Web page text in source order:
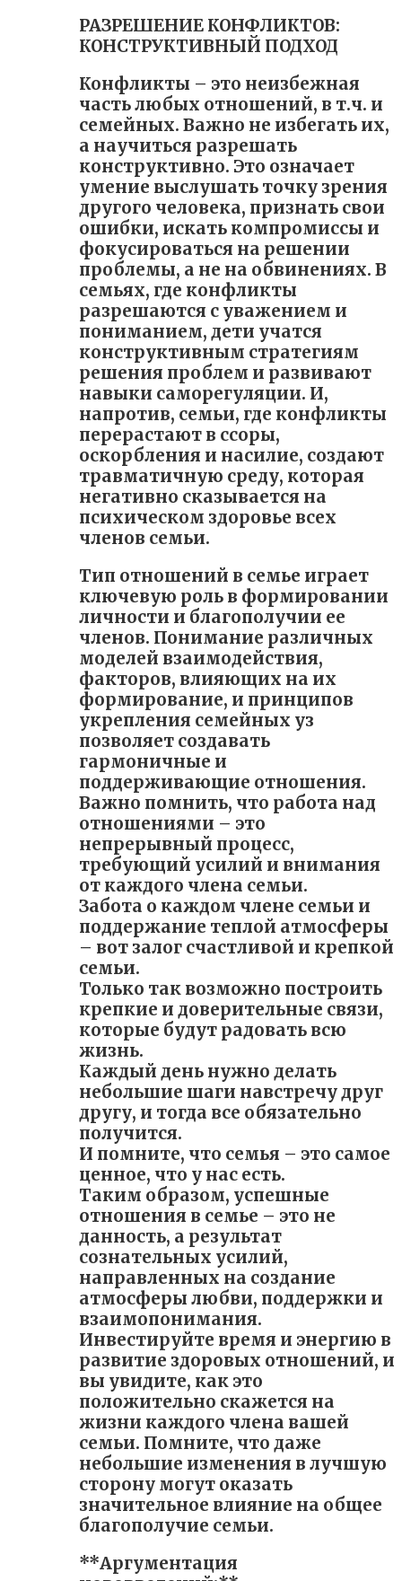
РАЗРЕШЕНИЕ КОНФЛИКТОВ:
КОНСТРУКТИВНЫЙ ПОДХОД
Конфликты – это неизбежная
часть любых отношений, в т.ч. и
семейных. Важно не избегать их,
а научиться разрешать
конструктивно. Это означает
умение выслушать точку зрения
другого человека, признать свои
ошибки, искать компромиссы и
фокусироваться на решении
проблемы, а не на обвинениях. В
семьях, где конфликты
разрешаются с уважением и
пониманием, дети учатся
конструктивным стратегиям
решения проблем и развивают
навыки саморегуляции. И,
напротив, семьи, где конфликты
перерастают в ссоры,
оскорбления и насилие, создают
травматичную среду, которая
негативно сказывается на
психическом здоровье всех
членов семьи.
Тип отношений в семье играет
ключевую роль в формировании
личности и благополучии ее
членов. Понимание различных
моделей взаимодействия,
факторов, влияющих на их
формирование, и принципов
укрепления семейных уз
позволяет создавать
гармоничные и
поддерживающие отношения.
Важно помнить, что работа над
отношениями – это
непрерывный процесс,
требующий усилий и внимания
от каждого члена семьи.
Забота о каждом члене семьи и
поддержание теплой атмосферы
– вот залог счастливой и крепкой
семьи.
Только так возможно построить
крепкие и доверительные связи,
которые будут радовать всю
жизнь.
Каждый день нужно делать
небольшие шаги навстречу друг
другу, и тогда все обязательно
получится.
И помните, что семья – это самое
ценное, что у нас есть.
Таким образом, успешные
отношения в семье – это не
данность, а результат
сознательных усилий,
направленных на создание
атмосферы любви, поддержки и
взаимопонимания.
Инвестируйте время и энергию в
развитие здоровых отношений, и
вы увидите, как это
положительно скажется на
жизни каждого члена вашей
семьи. Помните, что даже
небольшие изменения в лучшую
сторону могут оказать
значительное влияние на общее
благополучие семьи.
**Аргументация